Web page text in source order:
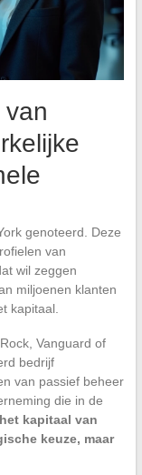
genoteerd. Deze
van
wil zeggen
miljoenen klanten
kapitaal.
Vanguard of
bedrijf
van passief beheer
die in de
kapitaal van
keuze, maar